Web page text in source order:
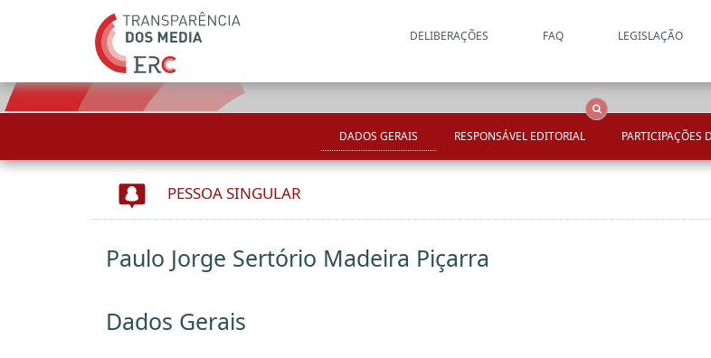
DELIBERAÇÕES FAQ LEGISLAÇÃO
DADOS GERAIS RESPONSÁVEL EDITORIAL PARTICIPAÇÕES
PESSOA SINGULAR
Paulo Jorge Sertório Madeira Piçarra
Dados Gerais